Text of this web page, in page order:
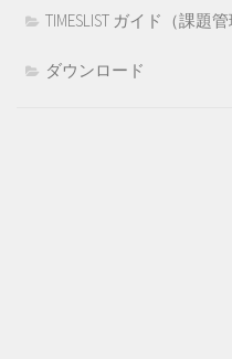
TIMESLIST ガイド（課題
ダウンロード